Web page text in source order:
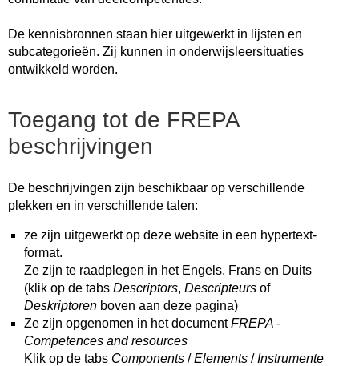
De kennisbronnen staan hier uitgewerkt in lijsten en
subcategorieën. Zij kunnen in onderwijsleersituaties
ontwikkeld worden.
Toegang tot de FREPA
beschrijvingen
De beschrijvingen zijn beschikbaar op verschillende
plekken en in verschillende talen:
ze zijn uitgewerkt op deze website in een hypertext-
format.
Ze zijn te raadplegen in het Engels, Frans en Duits
(klik op de tabs Descriptors, Descripteurs of
Deskriptoren boven aan deze pagina)
Ze zijn opgenomen in het documentFREPA -
Competences and resources
Klik op de tabs Components /Elements /Instrumente